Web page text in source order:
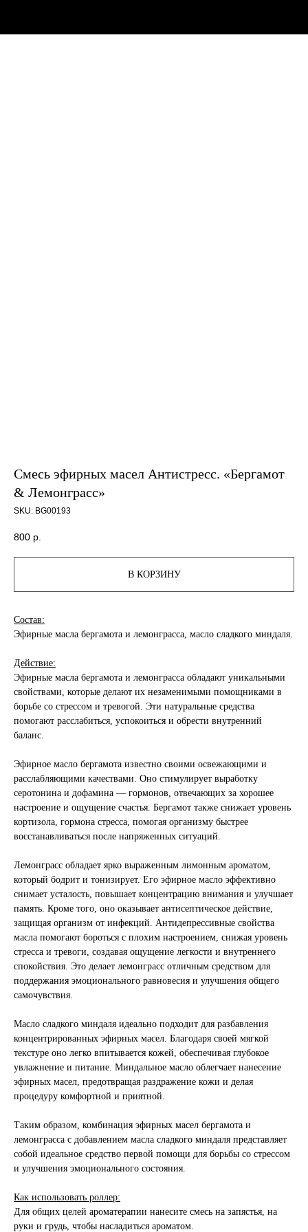
Смесь эфирных масел Антистресс. «Бергамот
& Лемонграсс»
SKU: BG00193
800 р.
В КОРЗИНУ
Состав:
Эфирные масла бергамота и лемонграсса, масло сладкого миндаля.
Действие:
Эфирные масла бергамота и лемонграсса обладают уникальными
свойствами, которые делают их незаменимыми помощниками в
борьбе со стрессом и тревогой. Эти натуральные средства
помогают расслабиться, успокоиться и обрести внутренний
баланс.
Эфирное масло бергамота известно своими освежающими и
расслабляющими качествами. Оно стимулирует выработку
серотонина и дофамина — гормонов, отвечающих за хорошее
настроение и ощущение счастья. Бергамот также снижает уровень
кортизола, гормона стресса, помогая организму быстрее
восстанавливаться после напряженных ситуаций.
Лемонграсс обладает ярко выраженным лимонным ароматом,
который бодрит и тонизирует. Его эфирное масло эффективно
снимает усталость, повышает концентрацию внимания и улучшает
память. Кроме того, оно оказывает антисептическое действие,
защищая организм от инфекций. Антидепрессивные свойства
масла помогают бороться с плохим настроением, снижая уровень
стресса и тревоги, создавая ощущение легкости и внутреннего
спокойствия. Это делает лемонграсс отличным средством для
поддержания эмоционального равновесия и улучшения общего
самочувствия.
Масло сладкого миндаля идеально подходит для разбавления
концентрированных эфирных масел. Благодаря своей мягкой
текстуре оно легко впитывается кожей, обеспечивая глубокое
увлажнение и питание. Миндальное масло облегчает нанесение
эфирных масел, предотвращая раздражение кожи и делая
процедуру комфортной и приятной.
Таким образом, комбинация эфирных масел бергамота и
лемонграсса с добавлением масла сладкого миндаля представляет
собой идеальное средство первой помощи для борьбы со стрессом
и улучшения эмоционального состояния.
Как использовать роллер:
Для общих целей ароматерапии нанесите смесь на запястья, на
руки и грудь, чтобы насладиться ароматом.